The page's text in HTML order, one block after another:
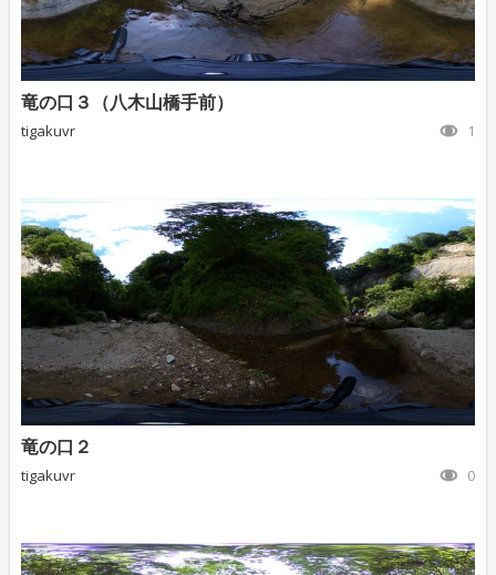
竜の口３（八木山橋手前）
tigakuvr 1
竜の口２
tigakuvr 0